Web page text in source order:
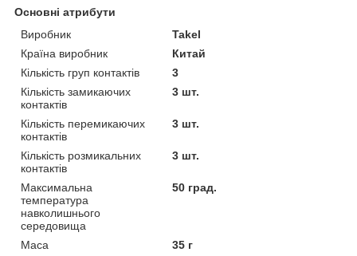
Основні атрибути
Виробник
Takel
Країна виробник
Китай
Кількість груп контактів
3
Кількість замикаючих
контактів
3 шт.
Кількість перемикаючих
контактів
3 шт.
Кількість розмикальних
контактів
3 шт.
Максимальна
температура
навколишнього
середовища
50 град.
Маса
35 г